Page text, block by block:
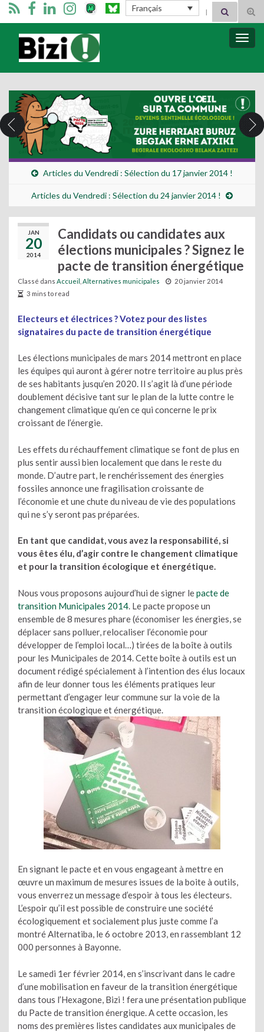
Français Search for:
Bizimugi
Articles du Vendredi : Sélection du 17 janvier 2014 !
Articles du Vendredi : Sélection du 24 janvier 2014 !
JAN
20
2014
Candidats ou candidates aux
élections municipales ? Signez le
pacte de transition énergétique
Classé dans Accueil Alternatives municipales
20 janvier 2014
3 mins to read
Electeurs et électrices ? Votez pour des listes
signataires du pacte de transition énergétique
Les élections municipales de mars 2014 mettront en place
les équipes qui auront à gérer notre territoire au plus près
de ses habitants jusqu’en 2020. Il s’agit là d’une période
doublement décisive tant sur le plan de la lutte contre le
changement climatique qu’en ce qui concerne le prix
croissant de l’énergie.
Les effets du réchauffement climatique se font de plus en
plus sentir aussi bien localement que dans le reste du
monde. D’autre part, le renchérissement des énergies
fossiles annonce une fragilisation croissante de
l’économie et une chute du niveau de vie des populations
qui ne s’y seront pas préparées.
En tant que candidat, vous avez la responsabilité, si
vous êtes élu, d’agir contre le changement climatique
et pour la transition écologique et énergétique.
Nous vous proposons aujourd’hui de signer lepacte de
transition Municipales 2014 . Le pacte propose un
ensemble de 8 mesures phare (économiser les énergies, se
déplacer sans polluer, relocaliser l’économie pour
développer de l’emploi local…) tirées de la boîte à outils
pour les Municipales de 2014. Cette boîte à outils est un
document rédigé spécialement à l’intention des élus locaux
afin de leur donner tous les éléments pratiques leur
permettant d’engager leur commune sur la voie de la
transition écologique et énergétique.
En signant le pacte et en vous engageant à mettre en
œuvre un maximum de mesures issues de la boite à outils,
vous enverrez un message d’espoir à tous les électeurs.
L’espoir qu’il est possible de construire une société
écologiquement et socialement plus juste comme l’a
montré Alternatiba, le 6 octobre 2013, en rassemblant 12
000 personnes à Bayonne.
Le samedi 1er février 2014, en s’inscrivant dans le cadre
d’une mobilisation en faveur de la transition énergétique
dans tous l’Hexagone, Bizi ! fera une présentation publique
du Pacte de transition énergique. A cette occasion, les
noms des premières listes candidates aux municipales de